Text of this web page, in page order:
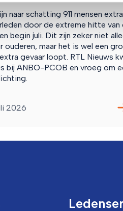
naar schatting 911 mensen extra
door de extreme hitte van
begin juli. Dit zijn zeker niet
ouderen, maar het is wel een
gevaar loopt. RTL Nieuws
bij ANBO-PCOB en vroeg om
2026